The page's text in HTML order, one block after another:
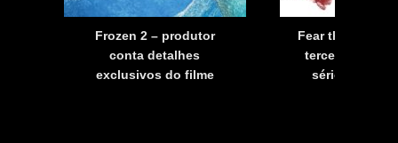
Frozen 2 – produtor
conta detalhes
exclusivos do filme
Fear the
terceira
série já tem